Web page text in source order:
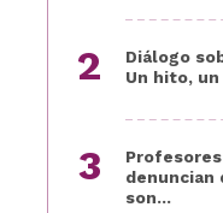
Diálogo
Un hito,
denuncian
son...